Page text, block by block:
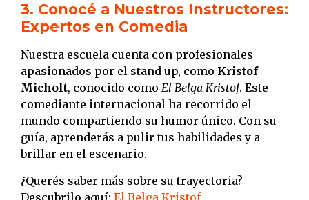
3. Conocé a Nuestros Instructores:
Expertos en Comedia
Nuestra escuela cuenta con profesionales
apasionados por el stand up, como Kristof
Micholt, conocido como El Belga Kristof. Este
comediante internacional ha recorrido el
mundo compartiendo su humor único. Con su
guía, aprenderás a pulir tus habilidades y a
brillar en el escenario.
¿Querés saber más sobre su trayectoria?
Descubrilo aquí: El Belga Kristof.